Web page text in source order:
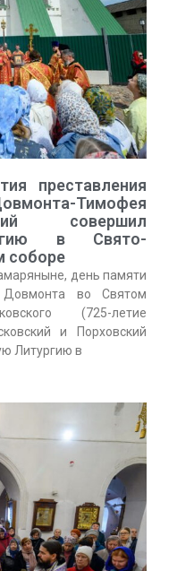
преставления
Тимофея
совершил
в Свято-
соборе
день памяти
Довмонта во Святом
(725-летие
и Порховский
Литургию в